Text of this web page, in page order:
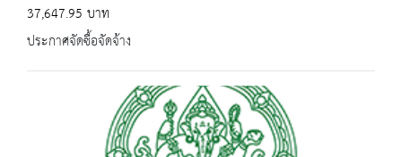
37,647.95 บาท
ประกาศจัดซื้อจัดจ้าง